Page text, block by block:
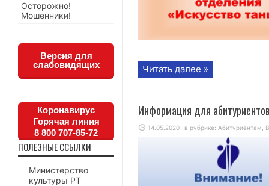
Читать далее »
Информация для
14.05.2020 в рубрике: Абитуриентам,
Осторожно!
Мошенники!
Версия для
слабовидящих
Коронавирус
Горячая линия
8 800 707-85-72
ПОЛЕЗНЫЕ ССЫЛКИ
Министерство
культуры РТ